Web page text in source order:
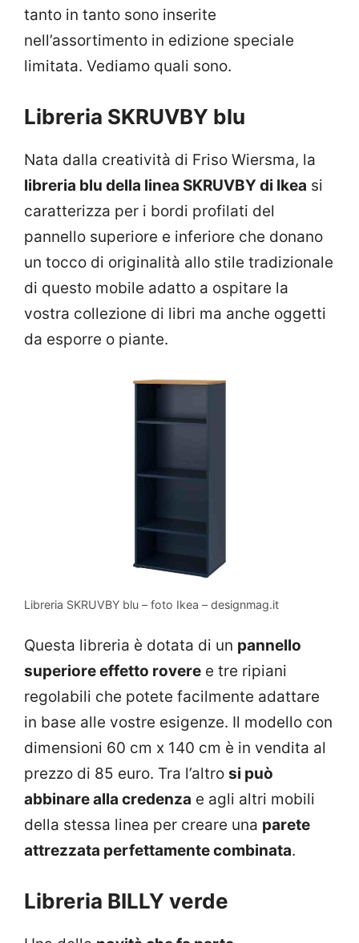
tanto in tanto sono inserite
nell’assortimento in edizione speciale
limitata. Vediamo quali sono.
Libreria SKRUVBY blu
Nata dalla creatività di Friso Wiersma, la
libreria blu della linea SKRUVBY di Ikea si
caratterizza per i bordi profilati del
pannello superiore e inferiore che donano
un tocco di originalità allo stile tradizionale
di questo mobile adatto a ospitare la
vostra collezione di libri ma anche oggetti
da esporre o piante.
Libreria SKRUVBY blu – foto Ikea – designmag.it
Questa libreria è dotata di un pannello
superiore effetto rovere e tre ripiani
regolabili che potete facilmente adattare
in base alle vostre esigenze. Il modello con
dimensioni 60 cm x 140 cm è in vendita al
prezzo di 85 euro. Tra l’altro si può
abbinare alla credenza e agli altri mobili
della stessa linea per creare una parete
attrezzata perfettamente combinata.
Libreria BILLY verde